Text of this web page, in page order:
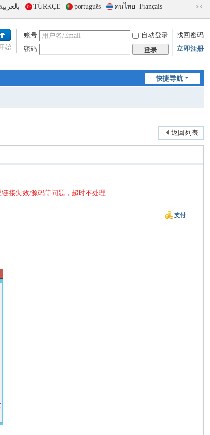
بالعربية TÜRKÇE português คนไทย Français
到
版
账号 自动登录
找回密码
密码
登录 立即注册
始
快捷导航
返回列表
接失效/源码等问题，超时不处理
支付